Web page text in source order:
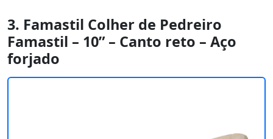
3. Famastil Colher de Pedreiro
Famastil – 10” – Canto reto – Aço
forjado